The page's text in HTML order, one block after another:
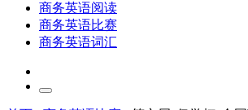
商务英语阅读
商务英语比赛
商务英语词汇